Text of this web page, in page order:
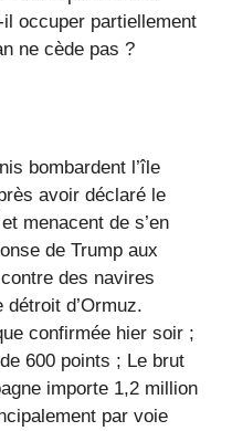
occuper partiellement
ne cède pas ?
bombardent l’île
avoir déclaré le
menacent de s’en
de Trump aux
des navires
d’Ormuz.
confirmée hier soir ;
600 points ; Le brut
importe 1,2 million
par voie